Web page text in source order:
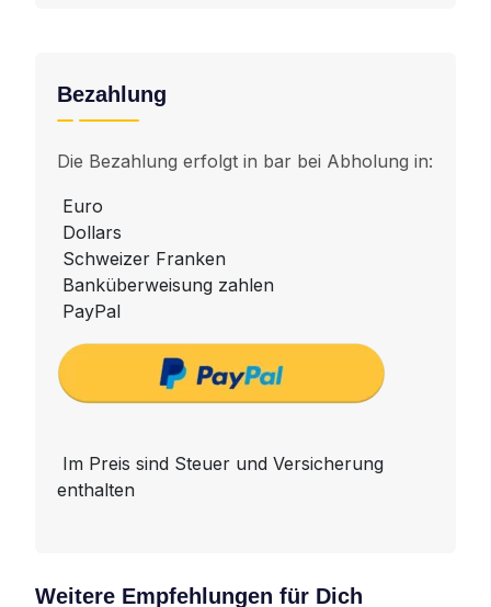
Bezahlung
Die Bezahlung erfolgt in bar bei Abholung in:
Euro
Dollars
Schweizer Franken
Banküberweisung zahlen
PayPal
Im Preis sind Steuer und Versicherung
enthalten
Weitere Empfehlungen für Dich